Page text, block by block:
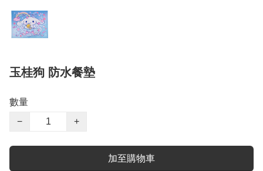
玉桂狗 防水餐墊
數量
−
+
加至購物車